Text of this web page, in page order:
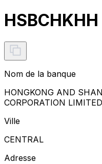
Nom de la banque
HONGKONG AND
CORPORATION
Ville
CENTRAL
Adresse